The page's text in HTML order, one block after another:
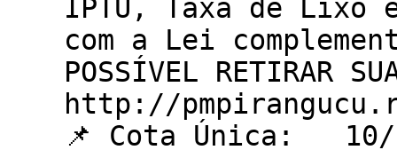
IPTU, Taxa de Lixo
com a Lei
POSSÍVEL RETIRAR
http://
📌 Cota Única: